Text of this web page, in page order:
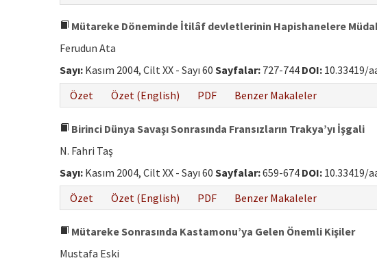
Mütareke Döneminde İtilâf devletlerinin Hapishanelere
Ferudun Ata
Sayı: Kasım 2004, Cilt XX - Sayı 60 Sayfalar: 727-744 DOI: 10.33419/
Özet
Özet (English) PDF Benzer Makaleler
Birinci Dünya Savaşı Sonrasında Fransızların Trakya’yı İşgali
N. Fahri Taş
Sayı: Kasım 2004, Cilt XX - Sayı 60 Sayfalar:659-674 DOI: 10.33419/
Özet
Özet (English) PDF Benzer Makaleler
Mütareke Sonrasında Kastamonu’ya Gelen Önemli Kişiler
Mustafa Eski